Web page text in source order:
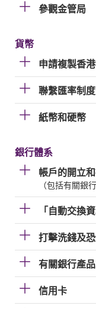
參觀金管局
貨幣
申請複製香
聯繫匯率制度
紙幣和硬幣
銀行體系
帳戶的開立
（包括有關銀
「自動交換
打擊洗錢及
有關銀行產
信用卡